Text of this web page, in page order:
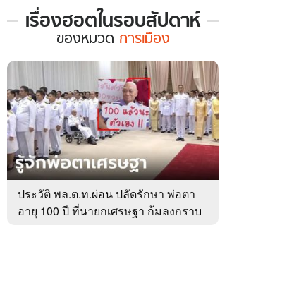
เรื่องฮอตในรอบสัปดาห์
เรื่อง
ใน
สัปดาห์
ของ
หมวด
การเมือง
ของหมวด การเมือง
ประวัติ พล.ต.ท.ผ่อน ปลัดรักษา พ่อตา
อายุ 100 ปี ที่นายกเศรษฐา ก้มลงกราบ